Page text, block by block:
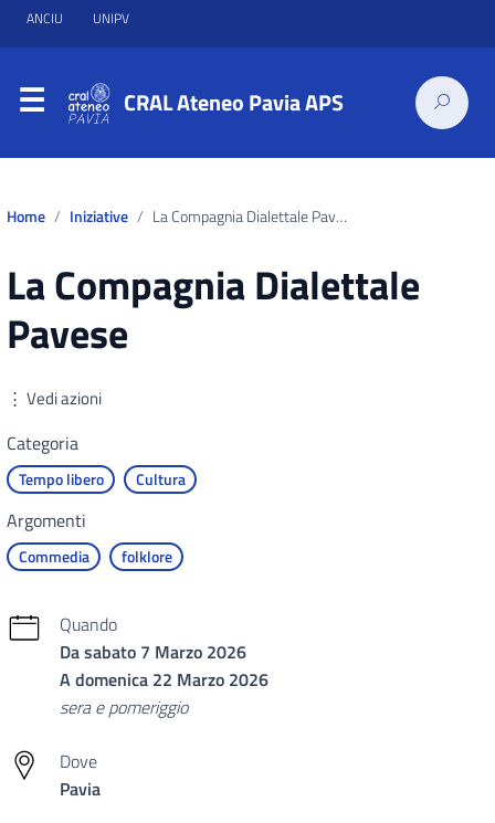
ANCIU UNIPV
CRAL Ateneo Pavia APS
Home Iniziative La Compagnia Dialettale Pavese
La Compagnia Dialettale
Pavese
⋮ Vedi azioni
Categoria
Tempo libero Cultura
Argomenti
Commedia folklore
Quando
Da sabato 7 Marzo 2026
A domenica 22 Marzo 2026
sera e pomeriggio
Dove
Pavia